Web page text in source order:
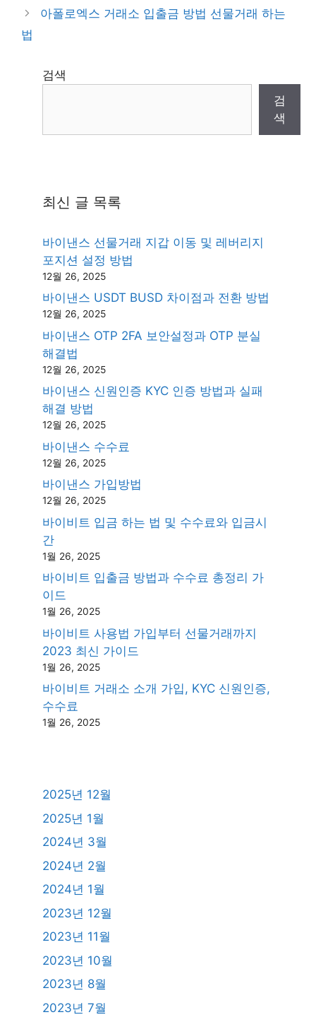
아폴로엑스 거래소 입출금 방법 선물거래 하는
법
검색
검
색
최신 글 목록
바이낸스 선물거래 지갑 이동 및 레버리지
포지션 설정 방법
12월 26, 2025
바이낸스 USDT BUSD 차이점과 전환 방법
12월 26, 2025
바이낸스 OTP 2FA 보안설정과 OTP 분실
해결법
12월 26, 2025
바이낸스 신원인증 KYC 인증 방법과 실패
해결 방법
12월 26, 2025
바이낸스 수수료
12월 26, 2025
바이낸스 가입방법
12월 26, 2025
바이비트 입금 하는 법 및 수수료와 입금시
간
1월 26, 2025
바이비트 입출금 방법과 수수료 총정리 가
이드
1월 26, 2025
바이비트 사용법 가입부터 선물거래까지
2023 최신 가이드
1월 26, 2025
바이비트 거래소 소개 가입, KYC 신원인증,
수수료
1월 26, 2025
2025년 12월
2025년 1월
2024년 3월
2024년 2월
2024년 1월
2023년 12월
2023년 11월
2023년 10월
2023년 8월
2023년 7월